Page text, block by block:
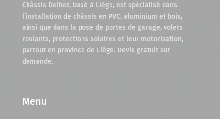
Châssis Delhez, basé à Liège, est spécialisé dans
l’installation de châssis en PVC, aluminium et bois,
ainsi que dans la pose de portes de garage, volets
roulants, protections solaires et leur motorisation,
partout en province de Liège. Devis gratuit sur
demande.
Menu